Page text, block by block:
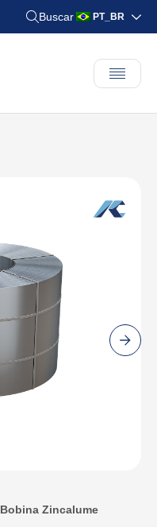
Buscar PT_BR
Bobina Zincalume